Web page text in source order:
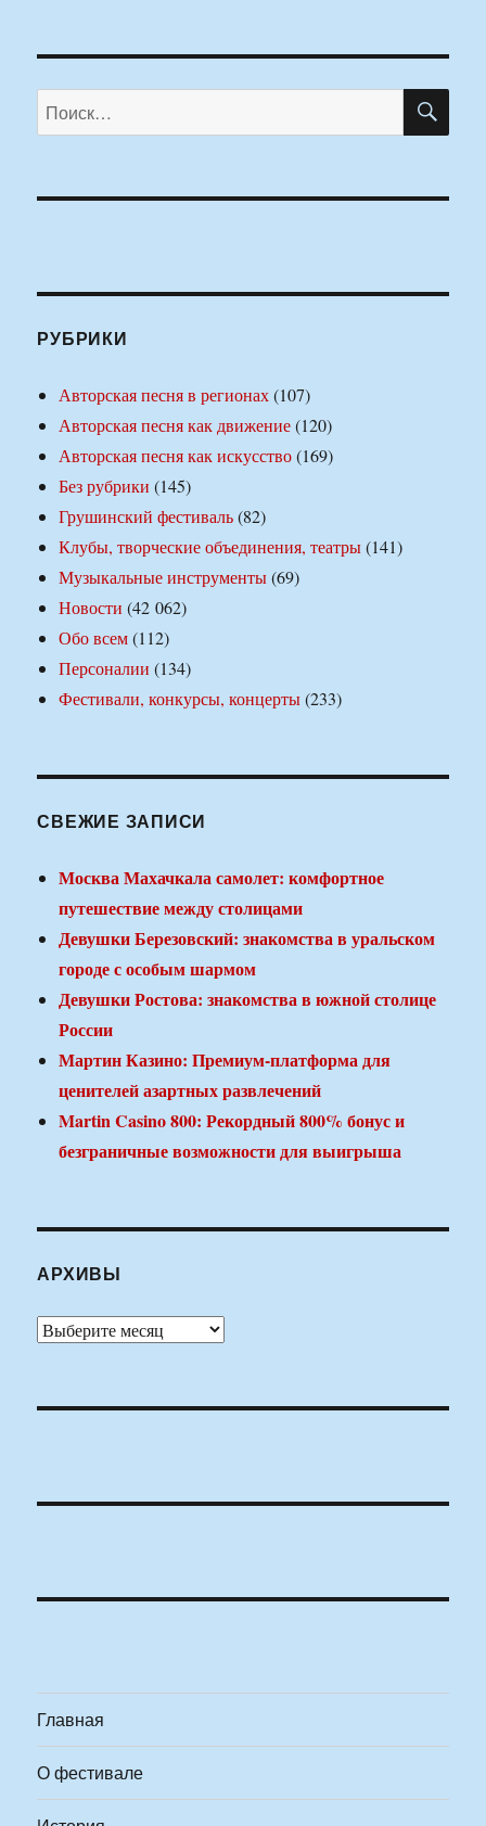
Искать:
РУБРИКИ
Авторская песня в регионах(107)
Авторская песня как движение(120)
Авторская песня как искусство(169)
Без рубрики (145)
Грушинский фестиваль(82)
Клубы, творческие объединения, театры(141)
Музыкальные инструменты(69)
Новости (42 062)
Обо всем(112)
Персоналии (134)
Фестивали, конкурсы, концерты(233)
СВЕЖИЕ ЗАПИСИ
Москва Махачкала самолет: комфортное
путешествие между столицами
Девушки Березовский: знакомства в уральском
городе с особым шармом
Девушки Ростова: знакомства в южной столице
России
Мартин Казино: Премиум-платформа для
ценителей азартных развлечений
Martin Casino 800: Рекордный 800% бонус и
безграничные возможности для выигрыша
АРХИВЫ
Архивы
Главная
О фестивале